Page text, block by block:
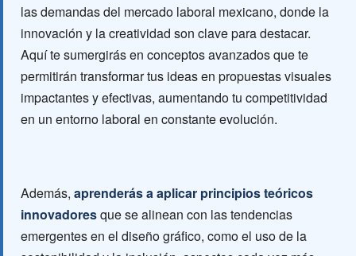
las demandas del mercado laboral mexicano, donde la
innovación y la creatividad son clave para destacar.
Aquí te sumergirás en conceptos avanzados que te
permitirán transformar tus ideas en propuestas visuales
impactantes y efectivas, aumentando tu competitividad
en un entorno laboral en constante evolución.
Además, aprenderás a aplicar principios teóricos
innovadoresque se alinean con las tendencias
emergentes en el diseño gráfico, como el uso de la